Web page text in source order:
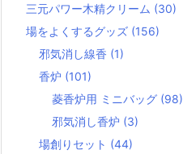
三元パワー木精クリーム (30)
場をよくするグッズ (156)
邪気消し線香 (1)
香炉 (101)
菱香炉用 ミニバッグ (98)
邪気消し香炉 (3)
場創りセット (44)